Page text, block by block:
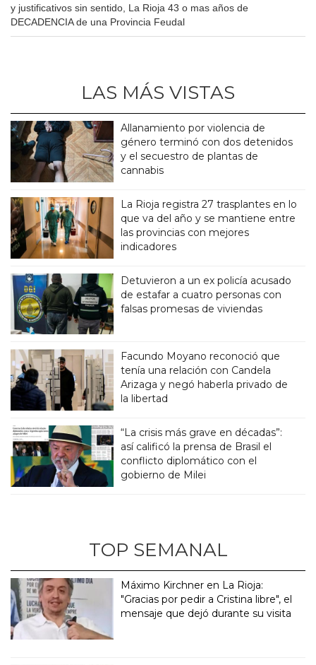
y justificativos sin sentido, La Rioja 43 o mas años de
DECADENCIA de una Provincia Feudal
LAS MÁS VISTAS
Allanamiento por violencia de
género terminó con dos detenidos
y el secuestro de plantas de
cannabis
La Rioja registra 27 trasplantes en lo
que va del año y se mantiene entre
las provincias con mejores
indicadores
Detuvieron a un ex policía acusado
de estafar a cuatro personas con
falsas promesas de viviendas
Facundo Moyano reconoció que
tenía una relación con Candela
Arizaga y negó haberla privado de
la libertad
“La crisis más grave en décadas”:
así calificó la prensa de Brasil el
conflicto diplomático con el
gobierno de Milei
TOP SEMANAL
Máximo Kirchner en La Rioja:
"Gracias por pedir a Cristina libre", el
mensaje que dejó durante su visita